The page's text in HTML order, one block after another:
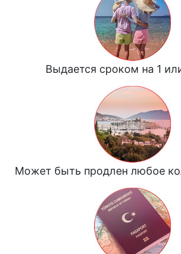
Выдается сроком на 1
Может быть продлен любое